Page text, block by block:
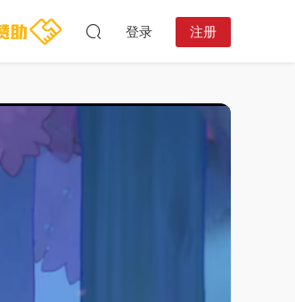
登录 注册